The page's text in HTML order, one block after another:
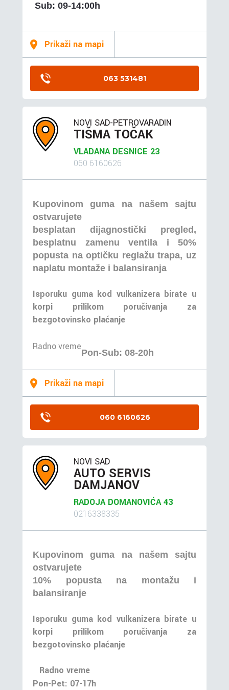
Sub: 09-14:00h
Prikaži na mapi
063 531481
NOVI SAD-PETROVARADIN
TIŠMA TOČAK
VLADANA DESNICE 23
060 6160626
Kupovinom guma na našem sajtu
ostvarujete
besplatan dijagnostički pregled,
besplatnu zamenu ventila i 50%
popusta na optičku reglažu trapa, uz
naplatu montaže i balansiranja
Isporuku guma kod vulkanizera birate u
korpi prilikom poručivanja za
bezgotovinsko plaćanje
Radno vreme
Pon-Sub: 08-20h
Prikaži na mapi
060 6160626
NOVI SAD
AUTO SERVIS
DAMJANOV
RADOJA DOMANOVIĆA 43
0216338335
Kupovinom guma na našem sajtu
ostvarujete
10% popusta na montažu i
balansiranje
Isporuku guma kod vulkanizera birate u
korpi prilikom poručivanja za
bezgotovinsko plaćanje
Radno vreme
Pon-Pet: 07-17h